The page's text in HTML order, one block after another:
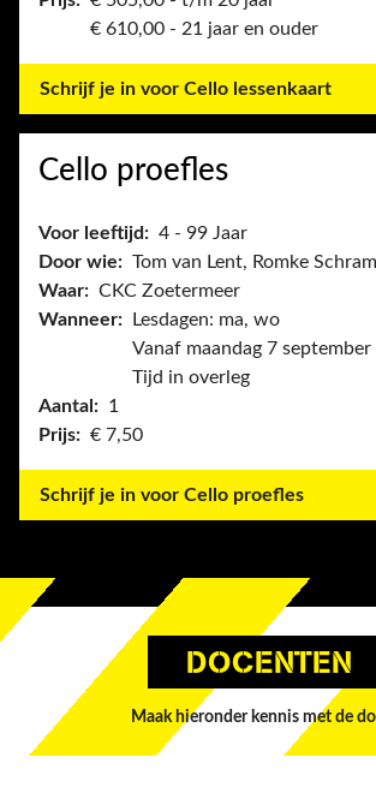
€ 610,00 - 21 jaar en ouder
Schrijf je in voor Cello lessenkaart
Cello proefles
Voor leeftijd: 4 - 99 Jaar
Door wie: Tom van Lent, Romke Schram
Waar: CKC Zoetermeer
Wanneer:
Lesdagen: ma, wo
Vanaf maandag 7
Tijd in overleg
Aantal: 1
Prijs: € 7,50
Schrijf je in voor Cello proefles
DOCENTEN
Maak hieronder kennis met de